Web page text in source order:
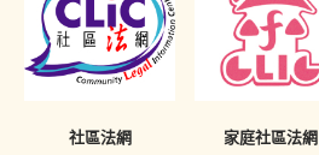
沒收
吊銷駕駛執照
簽保守行為
《罪犯自新條例》只適用於香港
社區法網 家庭社區法網